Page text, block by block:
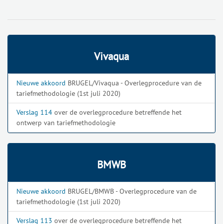
Vivaqua
Nieuwe akkoord BRUGEL/Vivaqua - Overlegprocedure van de
tariefmethodologie (1st juli 2020)
Verslag 114 over de overlegprocedure betreffende het
ontwerp van tariefmethodologie
BMWB
Nieuwe akkoord BRUGEL/BMWB - Overlegprocedure van de
tariefmethodologie (1st juli 2020)
Verslag 113 over de overlegprocedure betreffende het